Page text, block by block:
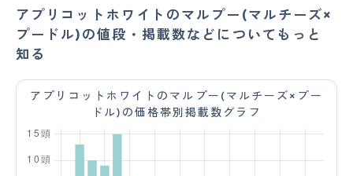
アプリコットホワイトのマルプー(マルチーズ×
プードル)の値段・掲載数などについてもっと
知る
アプリコットホワイトのマルプー(マルチーズ×プー
ドル)の価格帯別掲載数グラフ